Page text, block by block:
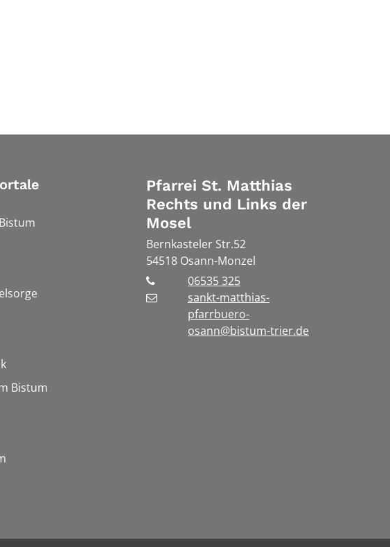
Bistum
Pfarrei St. Matthias
Rechts und Links der
Mosel
Bernkasteler Str.52
54518 Osann-Monzel
06535 325
sankt-matthias-
pfarrbuero-
osann@bistum-trier.de